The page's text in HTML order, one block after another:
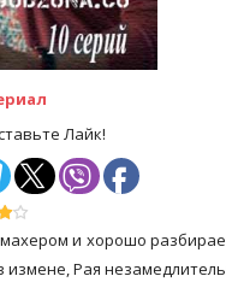
Лайк!
и хорошо
Рая